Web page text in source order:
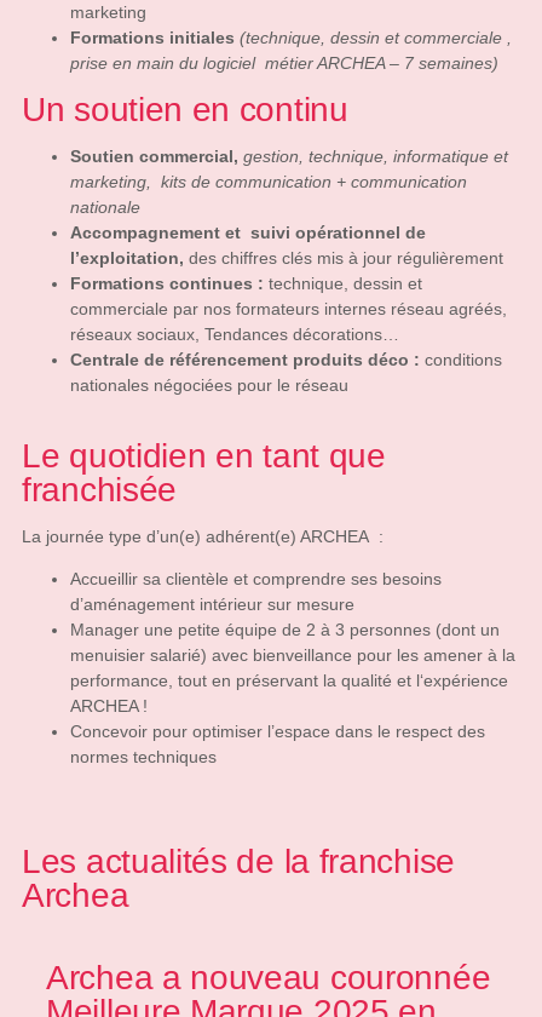
marketing
Formations initiales (technique, dessin et commerciale ,
prise en main du logiciel métier ARCHEA – 7 semaines)
Un soutien en continu
Soutien commercial, gestion, technique, informatique et
marketing, kits de communication + communication
nationale
Accompagnement et suivi opérationnel de
l’exploitation, des chiffres clés mis à jour régulièrement
Formations continues : technique, dessin et
commerciale par nos formateurs internes réseau agréés,
réseaux sociaux, Tendances décorations…
Centrale de référencement produits déco : conditions
nationales négociées pour le réseau
Le quotidien en tant que
franchisée
La journée type d’un(e) adhérent(e) ARCHEA :
Accueillir sa clientèle et comprendre ses besoins
d’aménagement intérieur sur mesure
Manager une petite équipe de 2 à 3 personnes (dont un
menuisier salarié) avec bienveillance pour les amener à la
performance, tout en préservant la qualité et l‘expérience
ARCHEA !
Concevoir pour optimiser l’espace dans le respect des
normes techniques
Les actualités de la franchise
Archea
Archea a nouveau couronnée